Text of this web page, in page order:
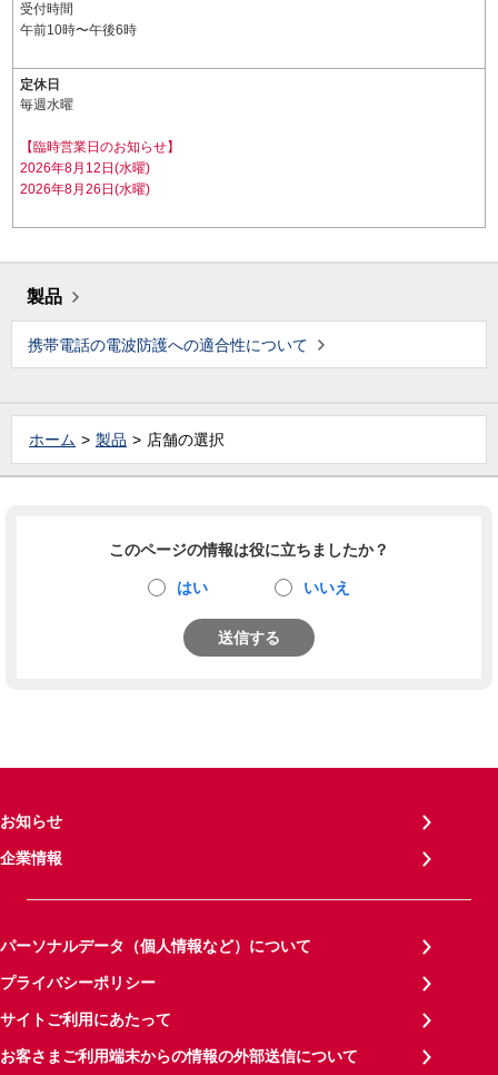
受付時間
午前10時〜午後6時
定休日
毎週水曜
【臨時営業日のお知らせ】
2026年8月12日(水曜)
2026年8月26日(水曜)
製品
携帯電話の電波防護への適合性について
ホーム 製品 店舗の選択
このページの情報は役に立ちましたか？
はい いいえ
送信する
お知らせ
企業情報
パーソナルデータ（個人情報など）について
プライバシーポリシー
サイトご利用にあたって
お客さまご利用端末からの情報の外部送信について